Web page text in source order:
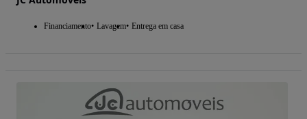
Financiamento Lavagem Entrega em casa